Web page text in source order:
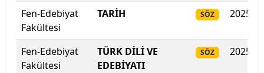
Hakkari Üniversitesi
Haliç Üniversitesi
Fen-Edebiyat
Fakültesi
TARİH SÖZ 2025
Fen-Edebiyat
Fakültesi
TÜRK DİLİ VE
EDEBİYATI
SÖZ 2025